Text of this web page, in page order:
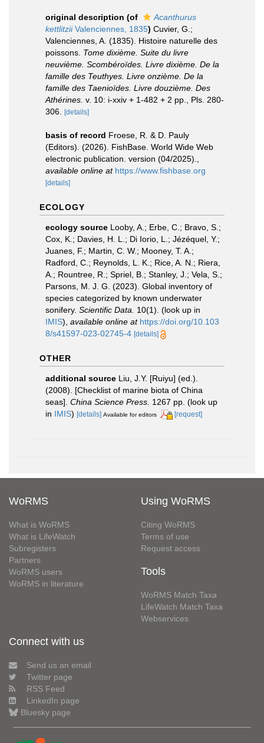
original description (of
Acanthurus
kettlitziiValenciennes, 1835) Cuvier, G.;
Valenciennes, A. (1835). Histoire naturelle des
poissons. Tome dixième. Suite du livre
neuvième. Scombéroïdes. Livre dixième. De la
famille des Teuthyes. Livre onzième. De la
famille des Taenioïdes. Livre douzième. Des
Athérines. v. 10: i-xxiv + 1-482 + 2 pp., Pls. 280-
306.
[details]
basis of record Froese, R. & D. Pauly
(Editors). (2026). FishBase. World Wide Web
electronic publication. version (04/2025).
available online at https://www.fishbase.org
[details]
ECOLOGY
ecology source Looby, A.; Erbe, C.; Bravo, S.;
Cox, K.; Davies, H. L.; Di Iorio, L.; Jézéquel, Y.;
Juanes, F.; Martin, C. W.; Mooney, T. A.;
Radford, C.; Reynolds, L. K.; Rice, A. N.; Riera,
A.; Rountree, R.; Spriel, B.; Stanley, J.; Vela, S.;
Parsons, M. J. G. (2023). Global inventory of
species categorized by known underwater
sonifery. Scientific Data. 10(1). (look up in
IMIS), available online at https://doi.org/10.103
8/s41597-023-02745-4 [details]
OTHER
additional source Liu, J.Y. [Ruiyu] (ed.).
(2008). [Checklist of marine biota of China
seas]. China Science Press. 1267 pp. (look up
in IMIS) [details] Available for editors [request]
WoRMS
What is WoRMS
What is LifeWatch
Subregisters
Partners
WoRMS users
WoRMS in literature
Using WoRMS
Citing WoRMS
Terms of use
Request access
Tools
WoRMS Match Taxa
LifeWatch Match Taxa
Webservices
Connect with us
Send us an email
Twitter page
RSS Feed
LinkedIn page
Bluesky page